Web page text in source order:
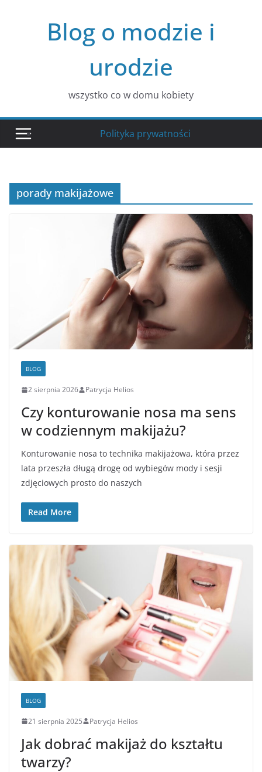
Blog o modzie i
urodzie
wszystko co w domu kobiety
Polityka prywatności
porady makijażowe
BLOG
2 sierpnia 2026 Patrycja Helios
Czy konturowanie nosa ma sens
w codziennym makijażu?
Konturowanie nosa to technika makijażowa, która przez
lata przeszła długą drogę od wybiegów mody i sesji
zdjęciowych prosto do naszych
Read More
BLOG
21 sierpnia 2025 Patrycja Helios
Jak dobrać makijaż do kształtu
twarzy?